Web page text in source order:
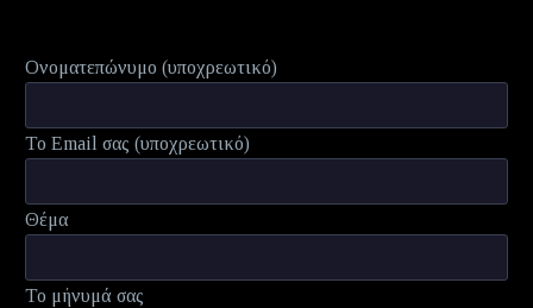
Ονοματεπώνυμο (υποχρεωτικό)
Το Email σας (υποχρεωτικό)
Θέμα
Το μήνυμά σας